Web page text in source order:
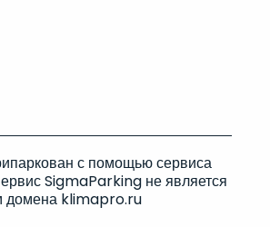
с помощью сервиса
SigmaParking не является
домена klimapro.ru